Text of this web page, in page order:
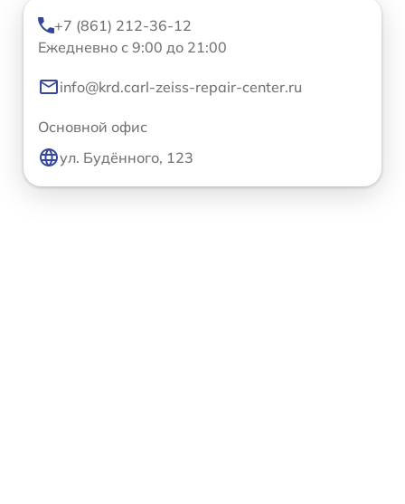
+7 (861) 212-36-12
Ежедневно с 9:00 до 21:00
info@krd.carl-zeiss-repair-center.ru
Основной офис
ул. Будённого, 123